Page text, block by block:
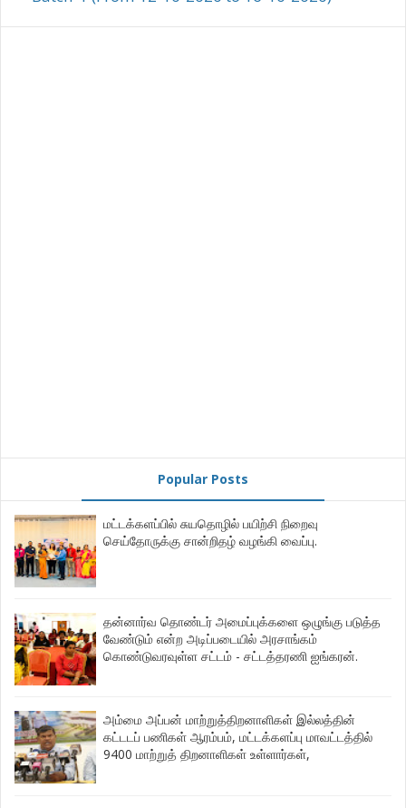
Popular Posts
மட்டக்களப்பில் சுயதொழில் பயிற்சி நிறைவு
செய்தோருக்கு சான்றிதழ் வழங்கி வைப்பு.
தன்னார்வ தொண்டர் அமைப்புக்களை ஒழுங்கு படுத்த
வேண்டும் என்ற அடிப்படையில் அரசாங்கம்
கொண்டுவரவுள்ள சட்டம் - சட்டத்தரணி ஐங்கரன்.
அம்மை அப்பன் மாற்றுத்திறனாளிகள் இல்லத்தின்
கட்டடப் பணிகள் ஆரம்பம், மட்டக்களப்பு மாவட்டத்தில்
9400 மாற்றுத் திறனாளிகள் உள்ளார்கள்,